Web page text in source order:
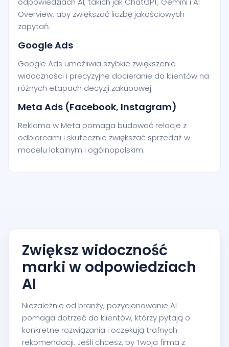
Overview, aby zwiększać liczbę jakościowych
zapytań.
Google Ads
Google Ads umożliwia szybkie zwiększenie
widoczności i precyzyjne docieranie do klientów na
różnych etapach decyzji zakupowej.
Meta Ads (Facebook, Instagram)
Reklama w Meta pomaga budować relacje z
odbiorcami i skutecznie zwiększać sprzedaż w
modelu lokalnym i ogólnopolskim.
Zwiększ widoczność
marki w odpowiedziach
AI
Niezależnie od branży, pozycjonowanie AI
pomaga dotrzeć do klientów, którzy pytają o
konkretne rozwiązania i oczekują trafnych
rekomendacji. Jeśli chcesz, by Twoja firma z